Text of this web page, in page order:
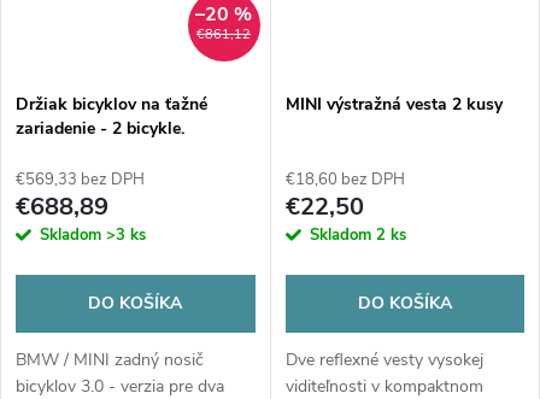
€861,12
–20 %
Držiak bicyklov na ťažné
zariadenie - 2 bicykle.
€569,33 bez DPH
€688,89
Skladom >3 ks
DO KOŠÍKA
BMW / MINI zadný nosič
bicyklov 3.0 - verzia pre dva
MINI výstražná vesta 2 kusy
€18,60 bez DPH
€22,50
Skladom 2 ks
DO KOŠÍKA
Dve reflexné vesty vysokej
viditeľnosti v kompaktnom